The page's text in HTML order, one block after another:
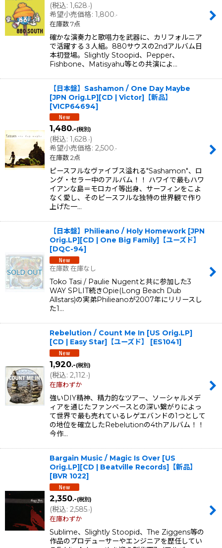
(税込: 1,628.-)
希望小売価格: 1,800.-
在庫数 7点
確かな演奏力と歌唱力を武器に、カリフォルニア
で活躍する３人組。880サウスの2ndアルバム日
本初登場。Slightly Stoopid、Pepper、
Fishbone、Matisyahu等との共演によ…
【日本盤】Sashamon / One Day Maybe
[JPN Orig.LP][CD | Victor]【新品】
[VICP64694]
1,480.-(税別)
(税込: 1,628.-)
希望小売価格: 2,500.-
在庫数 2点
ピースフルなヴァイブス溢れる"Sashamon"、ロ
ング・セラー中のアルバム！！ ハワイで最もハワ
イアンな島＝モロカイ等出身、サーフィンをこよ
なく愛し、そのピースフルな独特の世界観で作り
上げた一…
【日本盤】Philieano / Holy Homework [JPN
Orig.LP][CD | One Big Family]【ユーズド】
[DQC-94]
在庫数 在庫なし
Toko Tasi / Paulie Nugentと共に参加した3
WAY SPLIT続きOpie(Long Beach Dub
Allstars)の実弟Philieanoが2007年にリリースし
た1…
Rebelution / Count Me In [US Orig.LP]
[CD | Easy Star]【ユーズド】
[ES1041]
1,920.-(税別)
(税込: 2,112.-)
在庫わずか
強いDIY精神、精力的なツアー、ソーシャルメデ
ィアを通じたファンベースとの深い繋がりによっ
て世界で最も売れているレゲエバンドの1つとして
の地位を確立したRebelutionの4thアルバム！！
今作…
Bargain Music / Magic Is Over [US
Orig.LP][CD | Beatville Records]【新品】
[BVR 1022]
2,350.-(税別)
(税込: 2,585.-)
在庫わずか
Sublime、Slightly Stoopid、The Ziggens等の
作品のプロデューサーやエンジニアを歴任してい